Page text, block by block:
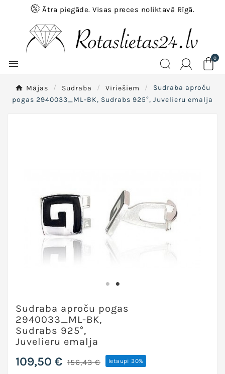
Ātra piegāde. Visas preces noliktavā Rīgā.
 0
Mājas Sudraba Vīriešiem
Sudraba aproču
pogas 2940033_ML-BK, Sudrabs 925°, Juvelieru emalja
Sudraba aproču pogas
2940033_ML-BK,
Sudrabs 925°,
Juvelieru emalja
109,50 € 156,43 € Ietaupi 30%